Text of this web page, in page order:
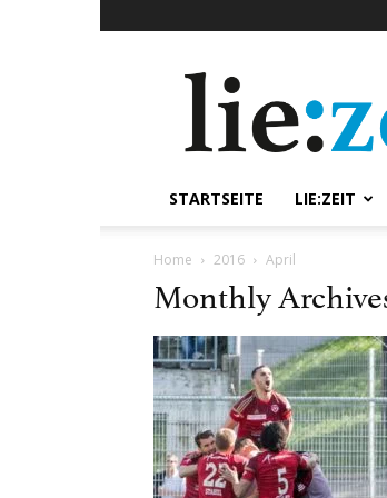
STARTSEITE LIE:ZEIT
Home 2016 April
Monthly